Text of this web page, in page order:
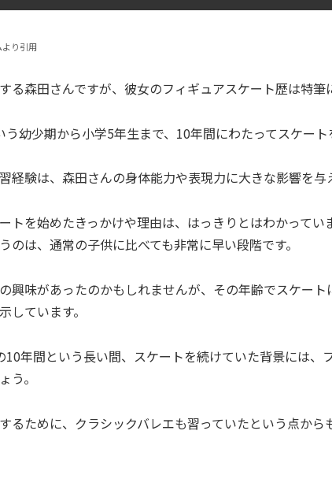
り引用
る森田さんですが、彼女のフィギュアスケート歴は特筆
幼少期から小学5年生まで、10年間にわたってスケート
経験は、森田さんの身体能力や表現力に大きな影響を与
トを始めたきっかけや理由は、はっきりとはわかって
のは、通常の子供に比べても非常に早い段階です。
興味があったのかもしれませんが、その年齢でスケー
しています。
10年間という長い間、スケートを続けていた背景には、
う。
るために、クラシックバレエも習っていたという点か